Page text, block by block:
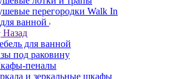
перегородки Walk In
ванной
Назад
для ванной
под раковину
пеналы
и зеркальные шкафы